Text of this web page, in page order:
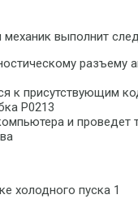
механик выполнит
разъему
к присутствующим
P0213
и проведет
холодного пуска 1